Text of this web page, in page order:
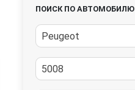
ПОИСК ПО АВТОМОБИЛЮ
Peugeot
5008